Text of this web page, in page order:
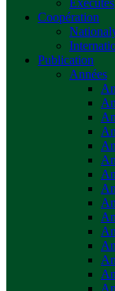
Exécutés
Coopération
Publication
Années